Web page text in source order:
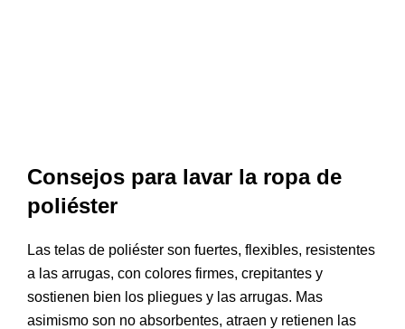
Consejos para lavar la ropa de
poliéster
Las telas de poliéster son fuertes, flexibles, resistentes
a las arrugas, con colores firmes, crepitantes y
sostienen bien los pliegues y las arrugas. Mas
asimismo son no absorbentes, atraen y retienen las